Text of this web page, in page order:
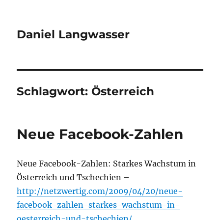
Daniel Langwasser
Schlagwort: Österreich
Neue Facebook-Zahlen
Neue Facebook-Zahlen: Starkes Wachstum in
Österreich und Tschechien –
http://netzwertig.com/2009/04/20/neue-
facebook-zahlen-starkes-wachstum-in-